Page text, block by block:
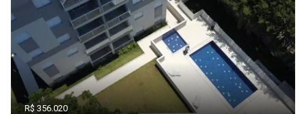
R$ 356.020